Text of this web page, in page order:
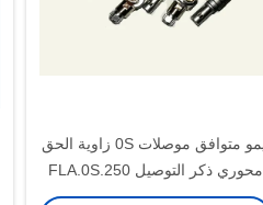
ليمو متوافق موصلات 0S زاوية الحق
محوري ذكر التوصيل FLA.0S.250